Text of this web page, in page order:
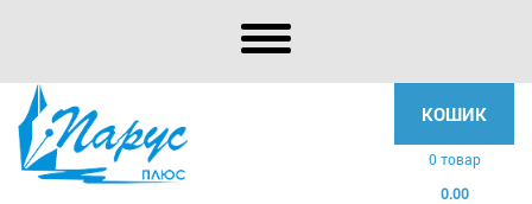
КОШИК
0 товар
0.00